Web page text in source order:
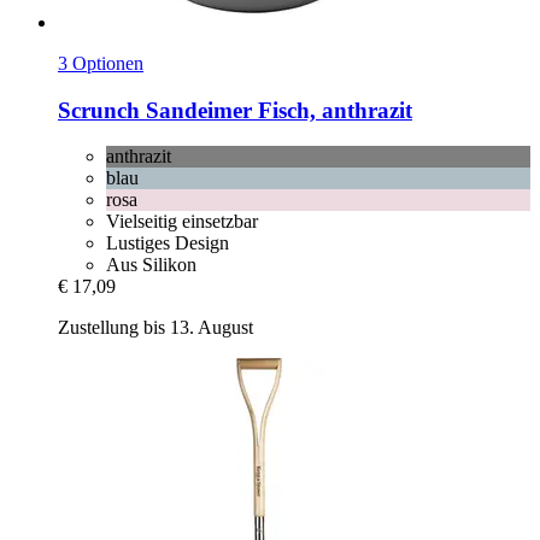
3 Optionen
Scrunch Sandeimer Fisch, anthrazit
anthrazit
blau
rosa
Vielseitig einsetzbar
Lustiges Design
Aus Silikon
€ 17,09
Zustellung bis 13. August